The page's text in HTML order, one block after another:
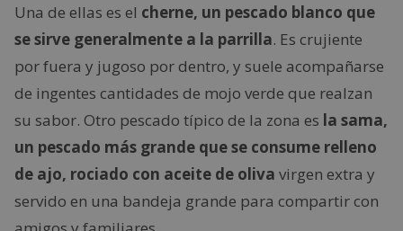
Una de ellas es el cherne, un pescado blanco que
se sirve generalmente a la parrilla. Es crujiente
por fuera y jugoso por dentro, y suele acompañarse
de ingentes cantidades de mojo verde que realzan
su sabor. Otro pescado típico de la zona es la sama,
un pescado más grande que se consume relleno
de ajo, rociado con aceite de oliva virgen extra y
servido en una bandeja grande para compartir con